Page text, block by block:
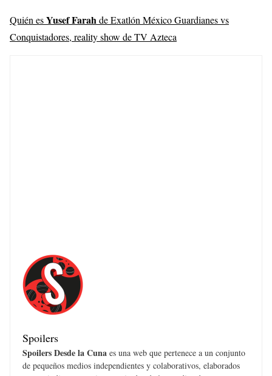
Quién esYusef Farah de Exatlón México Guardianes vs
Conquistadores, reality show de TV Azteca
Spoilers
Spoilers Desde la Cuna es una web que pertenece a un conjunto
de pequeños medios independientes y colaborativos, elaborados